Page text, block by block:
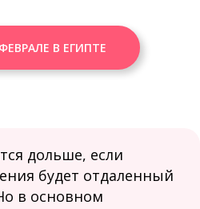
В ЕГИПТЕ
дольше, если
будет отдаленный
в основном